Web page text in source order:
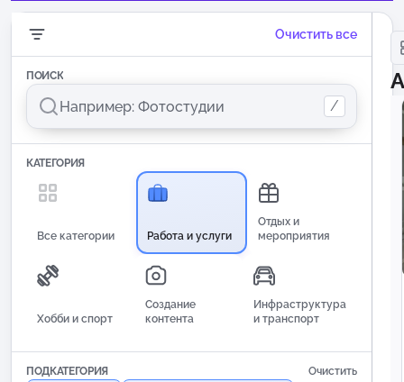
Очистить все
ПОИСК
/
КАТЕГОРИЯ
Все категории Работа и услуги
Отдых и
мероприятия
Хобби и спорт
Создание
контента
Инфраструктура
и транспорт
ПОДКАТЕГОРИЯ Очистить